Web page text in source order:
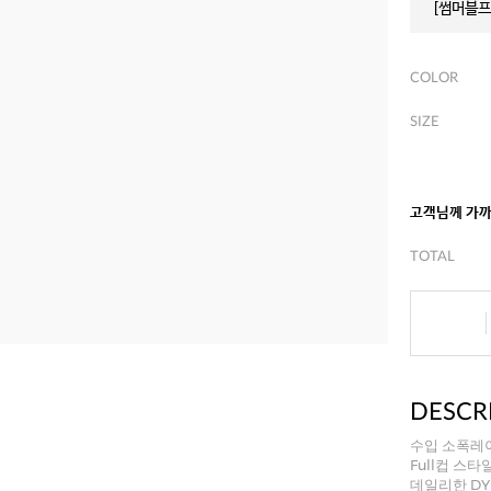
[썸머블
COLOR
SIZE
고객님께 가
TOTAL
수입 소폭레
Full컵 스타
데일리한